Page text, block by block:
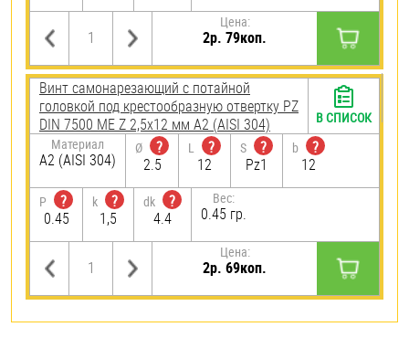
Цена:
2р. 79коп.
Винт самонарезающий c потайной
головкой под крестообразную отвертку PZ
DIN 7500 ME Z 2,5х12 мм А2 (AISI 304)
Материал
А2 (AISI 304)
Ø
?
2.5
L
?
12
S
?
Pz1
b
?
12
P
?
0.45
k
?
1,5
dk
?
4.4
Вес:
0.45 гр.
Цена:
2р. 69коп.
В СПИСОК